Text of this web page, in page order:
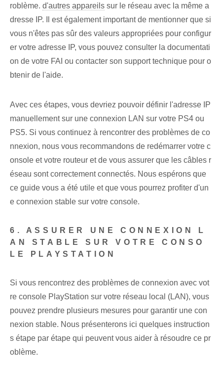
roblème. d'autres appareils sur le réseau avec la même a
dresse IP. Il est également important de mentionner que si
vous n'êtes pas sûr des valeurs appropriées pour configur
er votre adresse IP, vous pouvez consulter la documentati
on de votre FAI ou contacter son support technique pour o
btenir de l'aide.
Avec ces étapes, vous devriez pouvoir définir l'adresse IP
manuellement sur une connexion LAN sur votre PS4 ou
PS5. Si vous continuez à rencontrer des problèmes de co
nnexion, nous vous recommandons de redémarrer votre c
onsole et votre routeur et de vous assurer que les câbles r
éseau sont correctement connectés. Nous espérons que
ce guide vous a été utile et que vous pourrez profiter d'un
e connexion stable sur votre console.
6. ASSURER UNE CONNEXION L
AN STABLE SUR VOTRE CONSO
LE PLAYSTATION
Si vous rencontrez des problèmes de connexion avec vot
re console PlayStation sur votre réseau local (LAN), vous
pouvez prendre plusieurs mesures pour garantir une con
nexion stable. Nous présenterons ici quelques instruction
s étape par étape qui peuvent vous aider à résoudre ce pr
oblème.